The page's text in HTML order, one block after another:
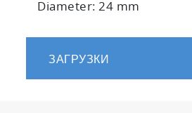
Diameter: 24 mm
ЗАГРУЗКИ